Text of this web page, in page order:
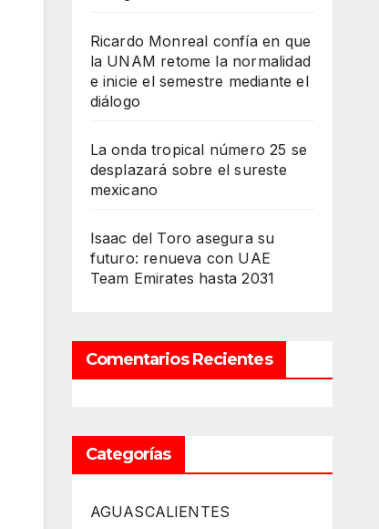
Ricardo Monreal confía en que
la UNAM retome la normalidad
e inicie el semestre mediante el
diálogo
La onda tropical número 25 se
desplazará sobre el sureste
mexicano
Isaac del Toro asegura su
futuro: renueva con UAE
Team Emirates hasta 2031
Comentarios Recientes
Categorías
AGUASCALIENTES